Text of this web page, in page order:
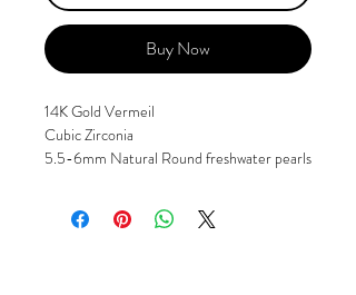
Buy Now
14K Gold Vermeil
Cubic Zirconia
5.5-6mm Natural Round freshwater pearls